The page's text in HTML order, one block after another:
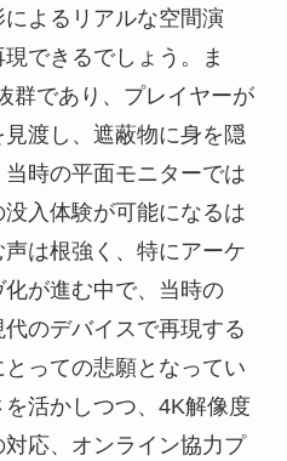
よるリアルな空間演
できるでしょう。ま
群であり、プレイヤーが
渡し、遮蔽物に身を隠
時の平面モニターでは
入体験が可能になるは
は根強く、特にアーケ
が進む中で、当時の
のデバイスで再現する
っての悲願となってい
活かしつつ、4K解像度
応、オンライン協力プ